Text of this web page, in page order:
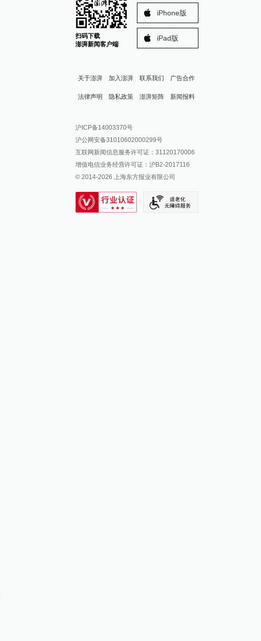
扫码下载
澎湃新闻客户端
iPhone版
iPad版
关于澎湃 加入澎湃 联系我们 广告合作
法律声明 隐私政策 澎湃矩阵
澎湃新闻公众号
澎湃新闻抖音号
派生万物开放平台
IP SHANGHAI
SIXTH TONE
新闻报料
报料邮箱: news@thepaper.cn
沪ICP备14003370号
沪公网安备31010602000299号
互联网新闻信息服务许可证：31120170006
增值电信业务经营许可证：沪B2-2017116
© 2014-2026 上海东方报业有限公司